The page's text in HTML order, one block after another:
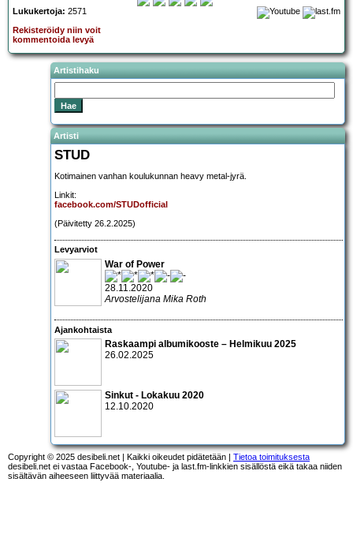
Lukukertoja: 2571
Rekisteröidy niin voit
kommentoida levyä
Artistihaku
Artisti
STUD
Kotimainen vanhan koulukunnan heavy metal-jyrä.
Linkit:
facebook.com/STUDofficial
(Päivitetty 26.2.2025)
Levyarviot
War of Power
28.11.2020
Arvostelijana Mika Roth
Ajankohtaista
Raskaampi albumikooste – Helmikuu 2025
26.02.2025
Sinkut - Lokakuu 2020
12.10.2020
Copyright © 2025 desibeli.net | Kaikki oikeudet pidätetään | Tietoa toimituksesta
desibeli.net ei vastaa Facebook-, Youtube- ja last.fm-linkkien sisällöstä eikä takaa niiden
sisältävän aiheeseen liittyvää materiaalia.